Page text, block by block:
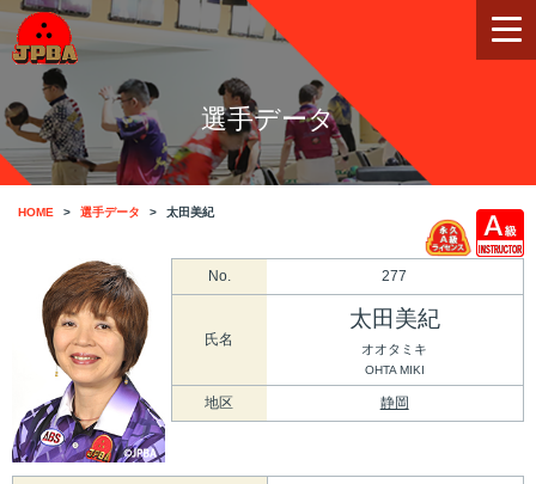
選手データ
HOME 選手データ 太田美紀
No. 277
氏名
太田美紀
オオタミキ
OHTA MIKI
地区 静岡